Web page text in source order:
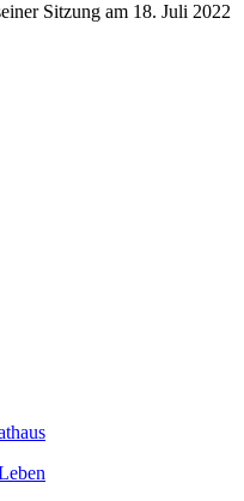
Sitzung am 18. Juli 2022